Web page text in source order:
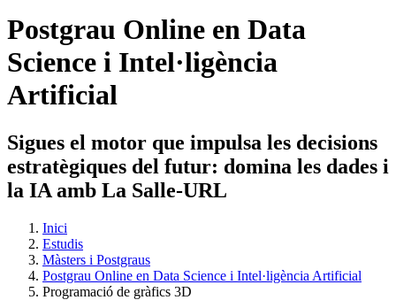
Postgrau Online en Data
Science i Intel·ligència
Artificial
Sigues el motor que impulsa les decisions
estratègiques del futur: domina les dades i
la IA amb La Salle-URL
Inici
Estudis
Màsters i Postgraus
Postgrau Online en Data Science i Intel·ligència Artificial
Programació de gràfics 3D